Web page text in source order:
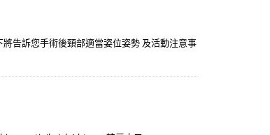
告訴您手術後頸部適當姿位姿勢 及活動注意事